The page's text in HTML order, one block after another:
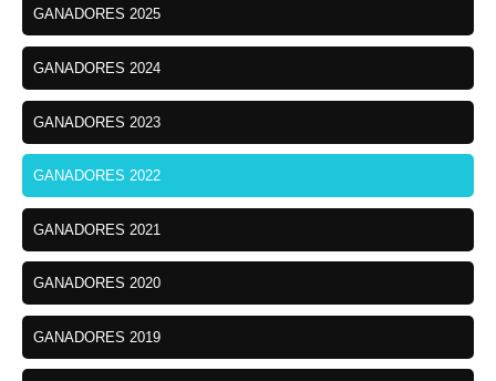
GANADORES 2025
GANADORES 2024
GANADORES 2023
GANADORES 2022
GANADORES 2021
GANADORES 2020
GANADORES 2019